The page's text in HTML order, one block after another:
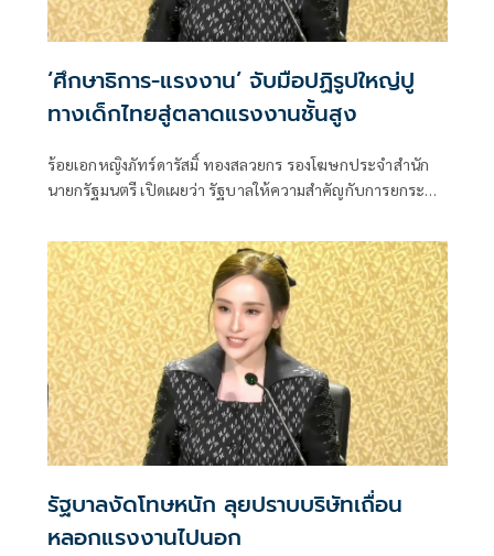
‘ศึกษาธิการ-แรงงาน’ จับมือปฏิรูปใหญ่ปู
ทางเด็กไทยสู่ตลาดแรงงานชั้นสูง
ร้อยเอกหญิงภัทร์ดารัสมิ์ ทองสลวยกร รองโฆษกประจำสำนัก
นายกรัฐมนตรี เปิดเผยว่า รัฐบาลให้ความสำคัญกับการยกระดับ
รัฐบาลงัดโทษหนัก ลุยปราบบริษัทเถื่อน
หลอกแรงงานไปนอก